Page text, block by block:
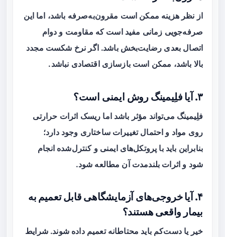
از نظر هزینه ممکن است مقرون‌به‌صرفه باشد، اما این
صرفه‌جویی زمانی مفید است که مقاومت و دوام
اتصال بعدی رضایت‌بخش باشد. اگر نرخ شکست مجدد
بالا باشد، ممکن است بازسازی اقتصادی نباشد.
۳. آیا فلِیمینگ روش ایمنی است؟
فلِیمینگ می‌تواند مؤثر باشد اما ریسک اثرات حرارتی
روی مواد و احتمال تغییرات ساختاری وجود دارد؛
بنابراین باید با پروتکل‌های ایمنی و کنترل‌شده انجام
شود و اثرات بلندمدت آن مطالعه شود.
۴. آیا خروجی‌های آزمایشگاهی قابل تعمیم به
بیمار واقعی هستند؟
خیر یا دست‌کم باید محتاطانه تعمیم داده شوند. شرایط